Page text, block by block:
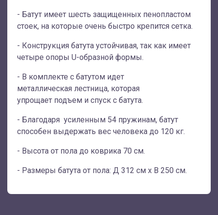
- Батут имеет шесть защищенных пенопластом
стоек, на которые очень быстро крепится сетка.
- Конструкция батута устойчивая, так как имеет
четыре опоры U-образной формы.
- В комплекте с батутом идет
металлическая лестница, которая
упрощает подъем и спуск с батута.
- Благодаря усиленным 54 пружинам, батут
способен выдержать вес человека до 120 кг.
- Высота от пола до коврика 70 см.
- Размеры батута от пола: Д 312 см х В 250 см.